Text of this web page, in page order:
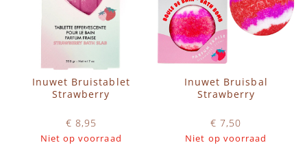
Inuwet Bruistablet
Strawberry
€ 8,95
Niet op voorraad
Inuwet Bruisbal
Strawberry
€ 7,50
Niet op voorraad